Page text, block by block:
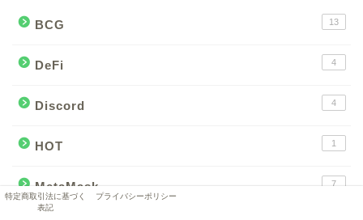
BCG 13
DeFi 4
Discord 4
HOT 1
MetaMask 7
特定商取引法に基づく
表記
プライバシーポリシー